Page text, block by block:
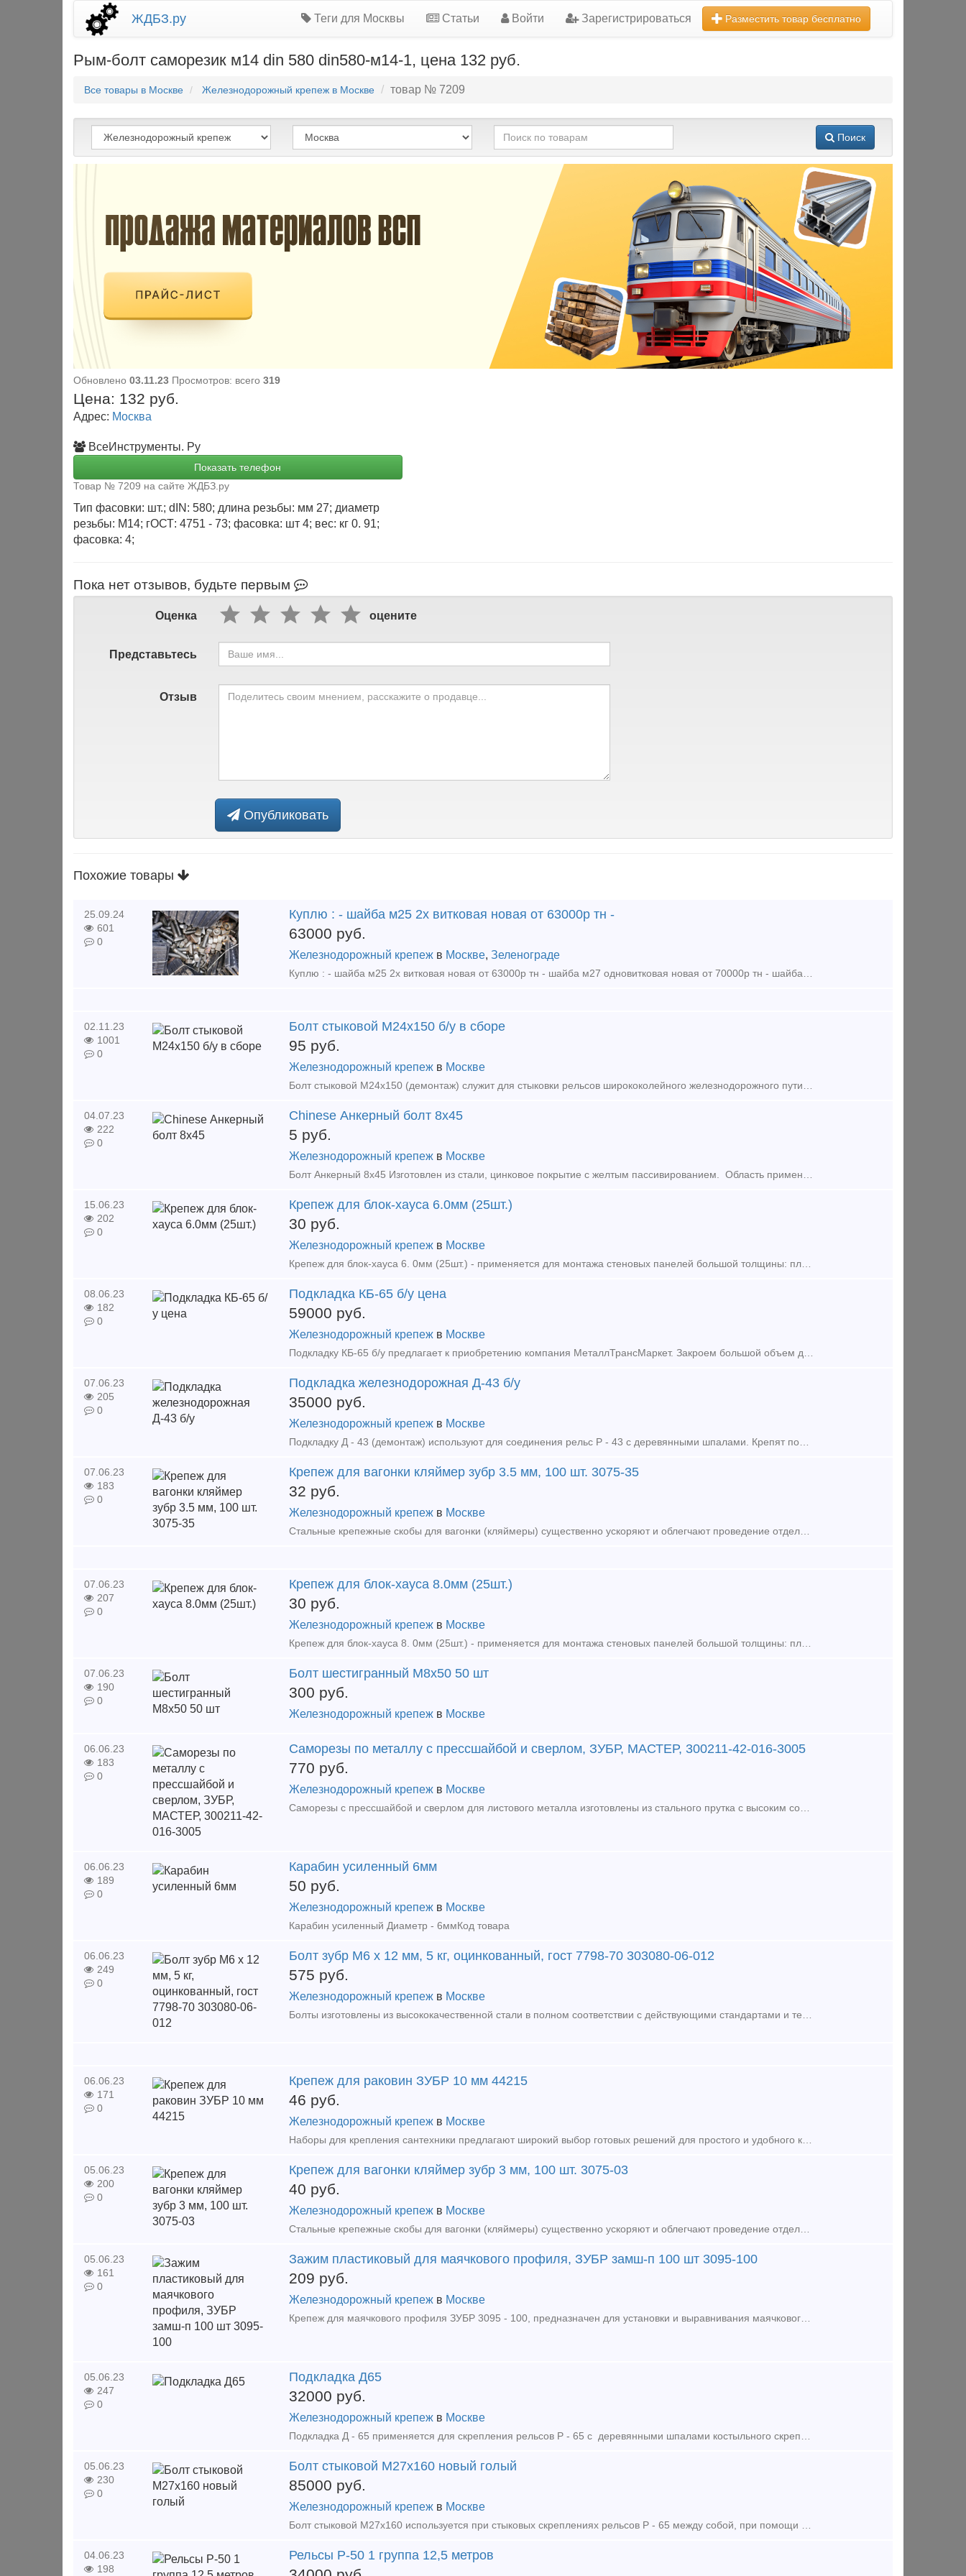
ЖДБЗ.ру Теги для Москвы Статьи Войти Зарегистрироваться Разместить товар бесплатно
Рым-болт саморезик м14 din 580 din580-м14-1, цена 132 руб.
Все товары в Москве Железнодорожный крепеж в Москве товар № 7209
Поиск
Обновлено 03.11.23 Просмотров: всего 319
Цена: 132 руб.
Адрес: Москва
ВсеИнструменты. Ру
Показать телефон
Товар № 7209 на сайте ЖДБЗ.ру
Тип фасовки: шт.; dIN: 580; длина резьбы: мм 27; диаметр
резьбы: М14; гОСТ: 4751 - 73; фасовка: шт 4; вес: кг 0. 91;
фасовка: 4;
Пока нет отзывов, будьте первым
Оценка оцените
Представьтесь
Отзыв
Опубликовать
Похожие товары
25.09.24
601
0
Куплю : - шайба м25 2х витковая новая от 63000р тн -
63000 руб.
Железнодорожный крепеж в Москве, Зеленограде
Куплю : - шайба м25 2х витковая новая от 63000р тн - шайба м27 одновитковая новая от 70000р тн - шайба м24 одновитковая новая от 70000р тн - гайка м22 от 82000р тн - гайка м27 от 800
02.11.23
1001
0
Болт стыковой М24x150 б/у в сборе
95 руб.
Железнодорожный крепеж в Москве
Болт стыковой М24х150 (демонтаж) служит для стыковки рельсов ширококолейного железнодорожного пути между собой. Данные крепёжный элемент оснащён круглой головкой и овальным подголовником, который преп
04.07.23
222
0
Сhinese Анкерный болт 8х45
5 руб.
Железнодорожный крепеж в Москве
Болт Анкерный 8х45 Изготовлен из стали, цинковое покрытие с желтым пассивированием. Область применения Используется для крепления различных тяжеловесных конструкций в плотных строите
15.06.23
202
0
Крепеж для блок-хауса 6.0мм (25шт.)
30 руб.
Железнодорожный крепеж в Москве
Крепеж для блок-хауса 6. 0мм (25шт.) - применяется для монтажа стеновых панелей большой толщины: пластиковых, МДФ, ДСП, имитации бруса, блок-хауса. Поставляется в комплекте с гвоздем. Конструкция изде
08.06.23
182
0
Подкладка КБ-65 б/у цена
59000 руб.
Железнодорожный крепеж в Москве
Подкладку КБ-65 б/у предлагает к приобретению компания МеталлТрансМаркет. Закроем большой объем до 200 тонн. Отгрузка из Москвы, привезем в любой регион России и СНГ! Звоните или пишит
07.06.23
205
0
Подкладка железнодорожная Д-43 б/у
35000 руб.
Железнодорожный крепеж в Москве
Подкладку Д - 43 (демонтаж) используют для соединения рельс Р - 43 с деревянными шпалами. Крепят подкладку путевыми костылями 16х16х165. Для одной шпалы из дерева требуется две подкладки Д - 43. Масса
07.06.23
183
0
Крепеж для вагонки кляймер зубр 3.5 мм, 100 шт. 3075-35
32 руб.
Железнодорожный крепеж в Москве
Стальные крепежные скобы для вагонки (кляймеры) существенно ускоряют и облегчают проведение отделочных работ, обладая при этом рядом преимуществ по сравнению с традиционным креплением при помощи гвозд
07.06.23
207
0
Крепеж для блок-хауса 8.0мм (25шт.)
30 руб.
Железнодорожный крепеж в Москве
Крепеж для блок-хауса 8. 0мм (25шт.) - применяется для монтажа стеновых панелей большой толщины: пластиковых, МДФ, ДСП, имитации бруса, блок-хауса. Поставляется в комплекте с гвоздем. Конструкция изде
07.06.23
190
0
Болт шестигранный М8х50 50 шт
300 руб.
Железнодорожный крепеж в Москве
06.06.23
183
0
Саморезы по металлу с прессшайбой и сверлом, ЗУБР, МАСТЕР, 300211-42-016-3005
770 руб.
Железнодорожный крепеж в Москве
Саморезы с прессшайбой и сверлом для листового металла изготовлены из стального прутка с высоким содержанием углерода. Контроль за геометрией самореза начинается с калибровки прутка и заканчивается тщ
06.06.23
189
0
Карабин усиленный 6мм
50 руб.
Железнодорожный крепеж в Москве
Карабин усиленный Диаметр - 6ммКод товара
06.06.23
249
0
Болт зубр M6 x 12 мм, 5 кг, оцинкованный, гост 7798-70 303080-06-012
575 руб.
Железнодорожный крепеж в Москве
Болты изготовлены из высококачественной стали в полном соответствии с действующими стандартами и техническими предписаниями. Находят широкое применение в машиностроении, приборостроении, строительстве
06.06.23
171
0
Крепеж для раковин ЗУБР 10 мм 44215
46 руб.
Железнодорожный крепеж в Москве
Наборы для крепления сантехники предлагают широкий выбор готовых решений для простого и удобного крепления различных видов сантехники (раковин, унитазов, писсуаров).-диаметр предварительного сверления
05.06.23
200
0
Крепеж для вагонки кляймер зубр 3 мм, 100 шт. 3075-03
40 руб.
Железнодорожный крепеж в Москве
Стальные крепежные скобы для вагонки (кляймеры) существенно ускоряют и облегчают проведение отделочных работ, обладая при этом рядом преимуществ по сравнению с традиционным креплением при помощи гвозд
05.06.23
161
0
Зажим пластиковый для маячкового профиля, ЗУБР замш-п 100 шт 3095-100
209 руб.
Железнодорожный крепеж в Москве
Крепеж для маячкового профиля ЗУБР 3095 - 100, предназначен для установки и выравнивания маячкового профиля в процессе отделочных работ. Крепеж для маячкового профиля значительно ускоряет и облегчает
05.06.23
247
0
Подкладка Д65
32000 руб.
Железнодорожный крепеж в Москве
Подкладка Д - 65 применяется для скрепления рельсов Р - 65 с деревянными шпалами костыльного скрепления. Имеет два отверстия 18х18 мм под костыль путевой 16х16х165 (для скрепления с деревянными шпала
05.06.23
230
0
Болт стыковой М27x160 новый голый
85000 руб.
Железнодорожный крепеж в Москве
Болт стыковой М27х160 используется при стыковых скреплениях рельсов Р - 65 между собой, при помощи накладок 1Р - 65 и 2Р - 65. Применяют при стыковании рельсов Р - 65, ещё называют болт стыковой или б
04.06.23
198
Рельсы Р-50 1 группа 12,5 метров